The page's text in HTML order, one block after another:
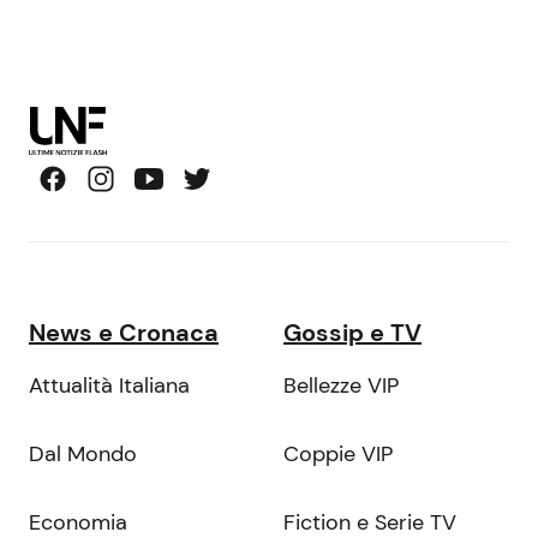
News e Cronaca
Attualità Italiana
Dal Mondo
Economia
Gossip e TV
Bellezze VIP
Coppie VIP
Fiction e Serie TV